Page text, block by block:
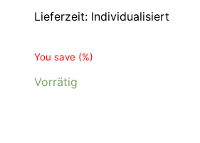
Lieferzeit: Individualisiert
You save (%)
Vorrätig